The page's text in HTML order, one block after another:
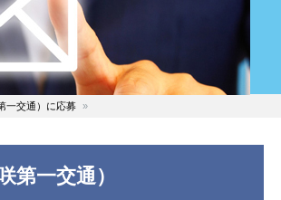
一交通）に応募
第一交通）